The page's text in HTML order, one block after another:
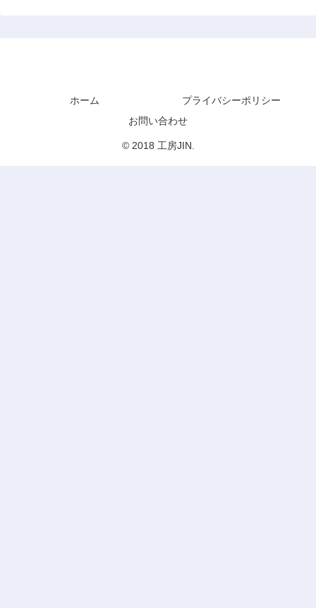
ホーム
プライバシーポリシー
お問い合わせ
© 2018 工房JIN.